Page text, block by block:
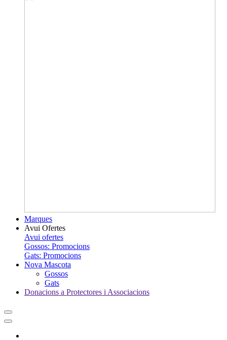
Marques
Avui Ofertes
Avui ofertes
Gossos: Promocions
Gats: Promocions
Nova Mascota
Gossos
Gats
Donacions a Protectores i Associacions